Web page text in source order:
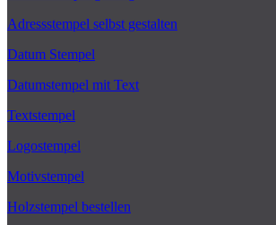
Adressstempel selbst gestalten
Datum Stempel
Datumstempel mit Text
Textstempel
Logostempel
Motivstempel
Holzstempel bestellen